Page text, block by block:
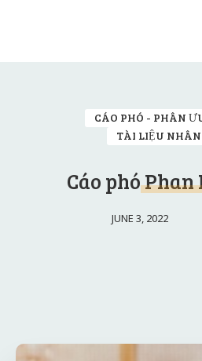
CÁO PHÓ - PHÂN
TÀI LIỆU
Cáo phó Phan
JUNE 3, 2022